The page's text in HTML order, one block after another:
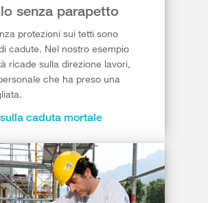
senza parapetto
protezioni sui tetti sono
cadute. Nel nostro esempio
ricade sulla direzione lavori,
che ha preso una
caduta mortale